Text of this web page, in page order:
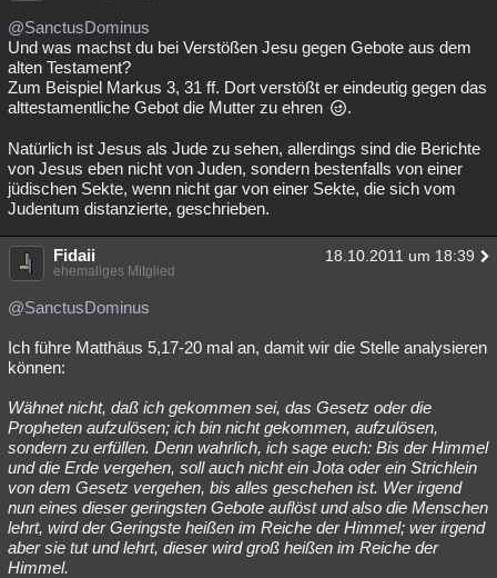
@SanctusDominus
Und was machst du bei Verstößen Jesu gegen Gebote aus dem
alten Testament?
Zum Beispiel Markus 3, 31 ff. Dort verstößt er eindeutig gegen das
alttestamentliche Gebot die Mutter zu ehren
.
Natürlich ist Jesus als Jude zu sehen, allerdings sind die Berichte
von Jesus eben nicht von Juden, sondern bestenfalls von einer
jüdischen Sekte, wenn nicht gar von einer Sekte, die sich vom
Judentum distanzierte, geschrieben.
Fidaii 18.10.2011 um 18:39
ehemaliges Mitglied
@SanctusDominus
Ich führe Matthäus 5,17-20 mal an, damit wir die Stelle analysieren
können:
Wähnet nicht, daß ich gekommen sei, das Gesetz oder die
Propheten aufzulösen; ich bin nicht gekommen, aufzulösen,
sondern zu erfüllen. Denn wahrlich, ich sage euch: Bis der Himmel
und die Erde vergehen, soll auch nicht ein Jota oder ein Strichlein
von dem Gesetz vergehen, bis alles geschehen ist. Wer irgend
nun eines dieser geringsten Gebote auflöst und also die Menschen
lehrt, wird der Geringste heißen im Reiche der Himmel; wer irgend
aber sie tut und lehrt, dieser wird groß heißen im Reiche der
Himmel.